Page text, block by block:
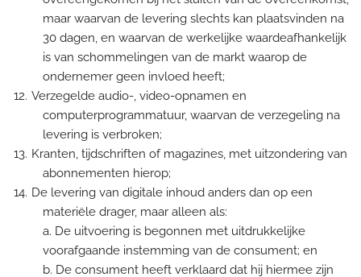
maar waarvan de levering slechts kan plaatsvinden na
30 dagen, en waarvan de werkelijke waardeafhankelijk
is van schommelingen van de markt waarop de
ondernemer geen invloed heeft;
Verzegelde audio-, video-opnamen en
computerprogrammatuur, waarvan de verzegeling na
levering is verbroken;
Kranten, tijdschriften of magazines, met uitzondering van
abonnementen hierop;
De levering van digitale inhoud anders dan op een
materiële drager, maar alleen als:
a. De uitvoering is begonnen met uitdrukkelijke
voorafgaande instemming van de consument; en
b. De consument heeft verklaard dat hij hiermee zijn